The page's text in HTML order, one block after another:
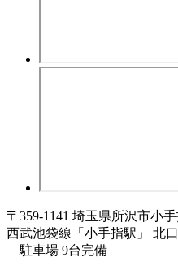
〒359-1141 埼玉県所沢市小
西武池袋線「小手指駅」 北
駐車場 9台完備